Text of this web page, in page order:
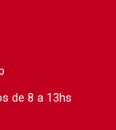
de 8 a 13hs